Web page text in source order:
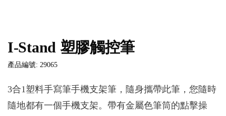
I-Stand 塑膠觸控筆
產品編號: 29065
3合1塑料手寫筆手機支架筆，隨身攜帶此筆，您隨時
隨地都有一個手機支架。帶有金屬色筆筒的點擊操